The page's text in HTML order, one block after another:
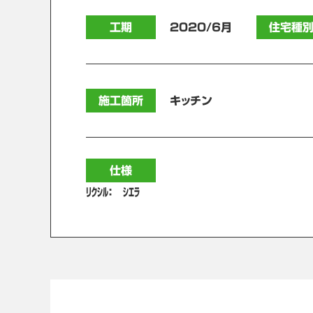
工期 2020/6月 住宅種別
施工箇所 キッチン
仕様
ﾘｸｼﾙ： ｼｴﾗ